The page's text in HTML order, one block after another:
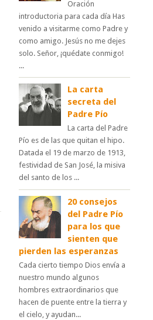
Oración
introductoria para cada día Has
venido a visitarme como Padre y
como amigo. Jesús no me dejes
solo. Señor, ¡quédate conmigo!
...
La carta
secreta del
Padre Pío
La carta del Padre
Pío es de las que quitan el hipo.
Datada el 19 de marzo de 1913,
festividad de San José, la misiva
del santo de los ...
20 consejos
del Padre Pío
para los que
sienten que
pierden las esperanzas
Cada cierto tiempo Dios envía a
nuestro mundo algunos
hombres extraordinarios que
hacen de puente entre la tierra y
el cielo, y ayudan...